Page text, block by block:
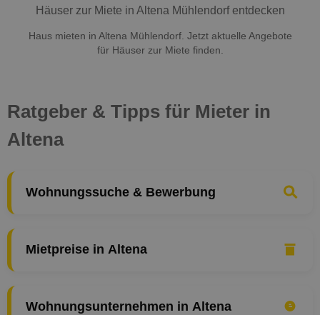
Häuser zur Miete in Altena Mühlendorf entdecken
Haus mieten in Altena Mühlendorf. Jetzt aktuelle Angebote
für Häuser zur Miete finden.
Ratgeber & Tipps für Mieter in
Altena
Wohnungssuche & Bewerbung
Mietpreise in Altena
Wohnungsunternehmen in Altena